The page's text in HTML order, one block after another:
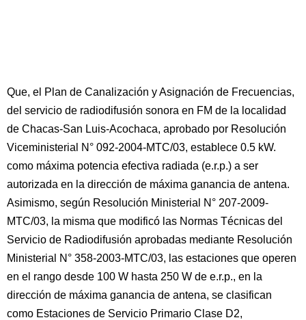
Que, el Plan de Canalización y Asignación de Frecuencias,
del servicio de radiodifusión sonora en FM de la localidad
de Chacas-San Luis-Acochaca, aprobado por Resolución
Viceministerial N° 092-2004-MTC/03, establece 0.5 kW.
como máxima potencia efectiva radiada (e.r.p.) a ser
autorizada en la dirección de máxima ganancia de antena.
Asimismo, según Resolución Ministerial N° 207-2009-
MTC/03, la misma que modificó las Normas Técnicas del
Servicio de Radiodifusión aprobadas mediante Resolución
Ministerial N° 358-2003-MTC/03, las estaciones que operen
en el rango desde 100 W hasta 250 W de e.r.p., en la
dirección de máxima ganancia de antena, se clasifican
como Estaciones de Servicio Primario Clase D2,